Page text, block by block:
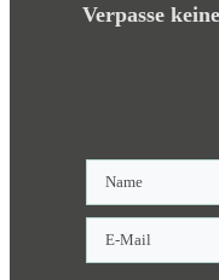
Verpasse